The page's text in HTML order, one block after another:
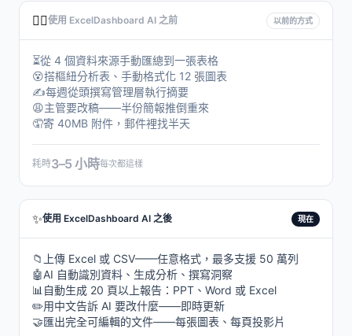
😮‍💨使用 ExcelDashboard AI 之前 以前的方式
⏳從 4 個資料來源手動匯總到一張表格
😵搭樞紐分析表、手動格式化 12 張圖表
✍️每週從頭撰寫管理層執行摘要
😩主管要改稿——半份簡報推倒重來
🤦寄 40MB 附件，郵件裡找半天
耗時3–5 小時每次都這樣
✨使用 ExcelDashboard AI 之後 現在
📁 上傳 Excel 或 CSV——任意格式，最多支援 50 萬列
🤖AI 自動識別資料、生成分析、撰寫洞察
📊 自動生成 20 頁以上報告：PPT、Word 或 Excel
✏️用中文告訴 AI 要改什麼——即時更新
🤝匯出完全可編輯的文件——每張圖表、每頁投影片